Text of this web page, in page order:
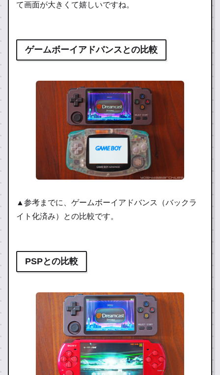
て画面が大きくて嬉しいですね。
ゲームボーイアドバンスとの比較
▲参考までに、ゲームボーイアドバンス（バックラ
イト化済み）との比較です。
PSPとの比較